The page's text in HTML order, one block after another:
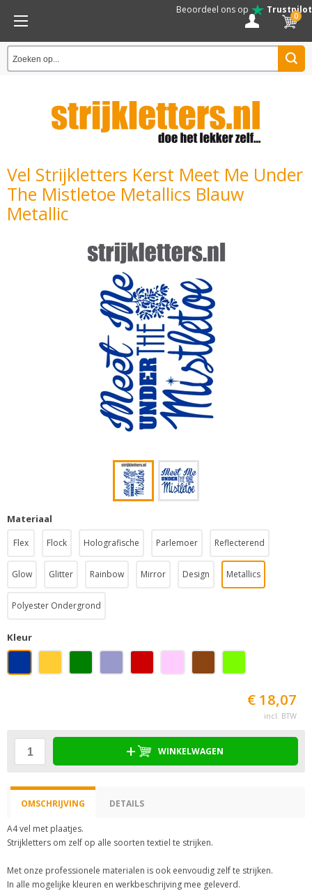
Beoordeel ons op Trustpilot
0
Vel Strijkletters Kerst Meet Me Under
The Mistletoe Metallics Blauw
Metallic
Materiaal
Flex Flock Holografische Parlemoer Reflecterend
Glow Glitter Rainbow Mirror Design Metallics
Polyester Ondergrond
Kleur
€ 18,07
incl. BTW
WINKELWAGEN
OMSCHRIJVING DETAILS
A4 vel met plaatjes.
Strijkletters om zelf op alle soorten textiel te strijken.
Met onze professionele materialen is ook eenvoudig zelf te strijken.
In alle mogelijke kleuren en werkbeschrijving mee geleverd.